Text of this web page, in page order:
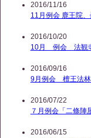
2016/11/16
11月例会 鹿王院
2016/10/20
10月 例会 法観
2016/09/16
9月例会 檀王法
2016/07/22
７月例会「二條陣
2016/06/15